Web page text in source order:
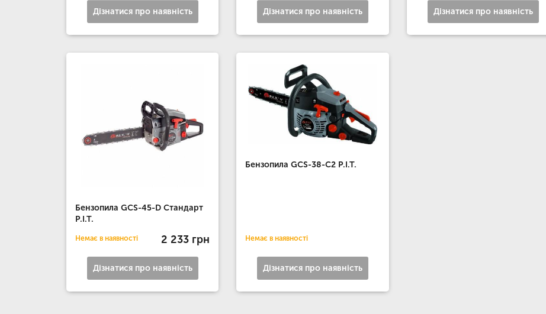
Дізнатися про наявність Дізнатися про наявність Дізнатися про наявність
Бензопила GCS-45-D Стандарт
P.I.T.
Немає в наявності 2 233 грн
Дізнатися про наявність
Бензопила GCS-38-C2 P.I.T.
Немає в наявності
Дізнатися про наявність